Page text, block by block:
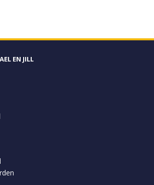
EN JILL